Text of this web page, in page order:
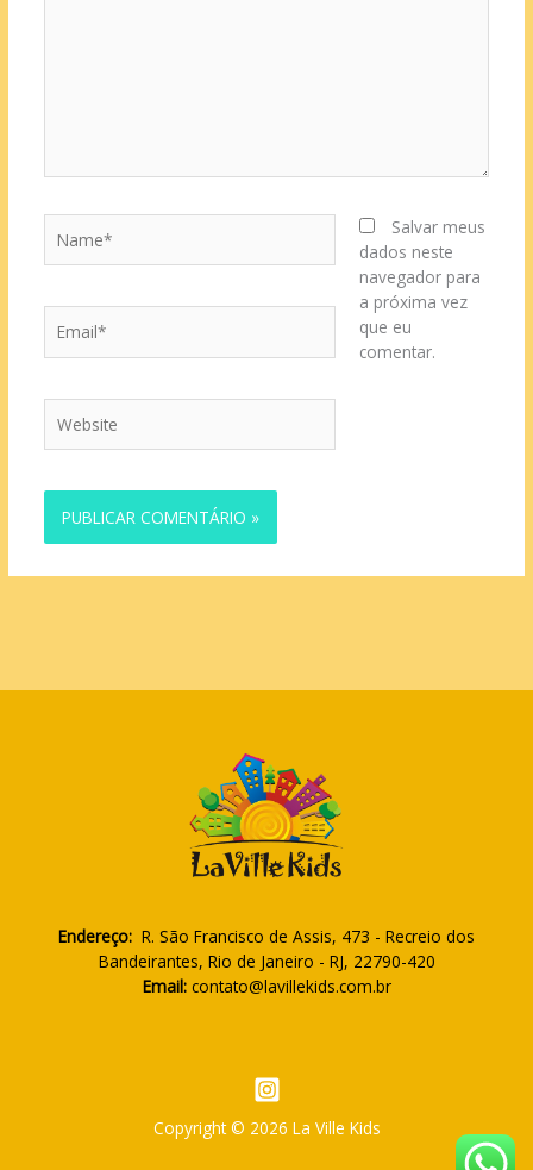
Salvar meus
dados neste
navegador para
a próxima vez
que eu
comentar.
Endereço: R. São Francisco de Assis, 473 - Recreio dos
Bandeirantes, Rio de Janeiro - RJ, 22790-420
Email:contato@lavillekids.com.br
Copyright © 2026 La Ville Kids